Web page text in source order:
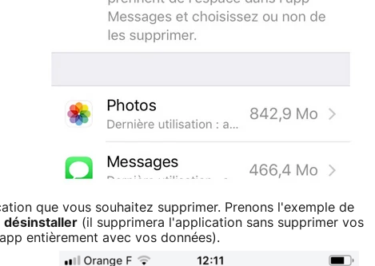
que vous souhaitez supprimer. Prenons l'exemple de
désinstaller (il supprimera l'application sans supprimer vos
entièrement avec vos données).